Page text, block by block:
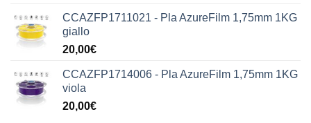
CCAZFP1711021 - Pla AzureFilm 1,75mm 1KG
giallo
20,00€
CCAZFP1714006 - Pla AzureFilm 1,75mm 1KG
viola
20,00€